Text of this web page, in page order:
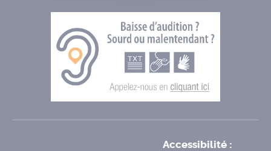
Accessibilité :